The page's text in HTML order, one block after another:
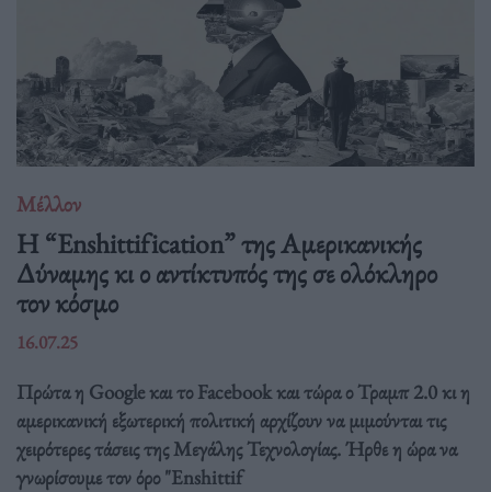
Μέλλον
Η “Enshittification” της Αμερικανικής
Δύναμης κι ο αντίκτυπός της σε ολόκληρο
τον κόσμο
16.07.25
Πρώτα η Google και το Facebook και τώρα ο Τραμπ 2.0 κι η
αμερικανική εξωτερική πολιτική αρχίζουν να μιμούνται τις
χειρότερες τάσεις της Μεγάλης Τεχνολογίας. Ήρθε η ώρα να
γνωρίσουμε τον όρο "Enshittif